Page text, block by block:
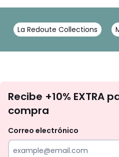
La Redoute Collections
Recibe +10% EXTRA
compra
Correo electrónico